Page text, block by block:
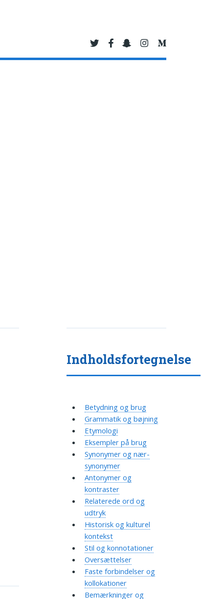
Indholdsfortegnelse
Betydning og brug
Grammatik og bøjning
Etymologi
Eksempler på brug
Synonymer og nær-
synonymer
Antonymer og
kontraster
Relaterede ord og
udtryk
Historisk og kulturel
kontekst
Stil og konnotationer
Oversættelser
Faste forbindelser og
kollokationer
Bemærkninger og